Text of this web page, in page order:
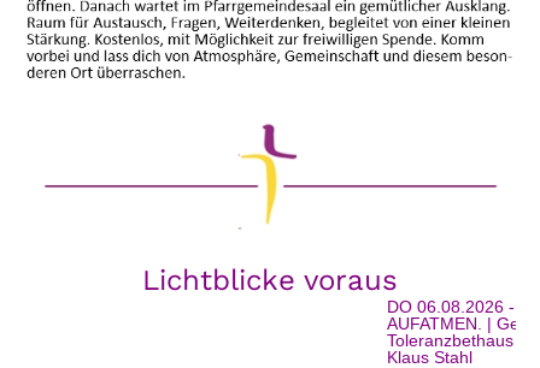
Lichtblicke voraus
DO 06.08.2026 -
AUFATMEN. |
Toleranzbethaus in
Klaus Stahl